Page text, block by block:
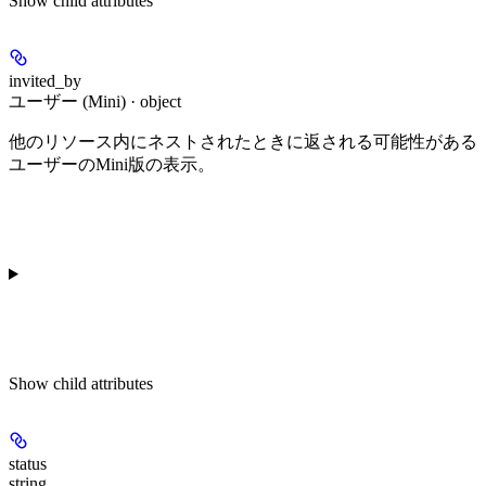
invited_by
ユーザー (Mini) · object
他のリソース内にネストされたときに返される可能性がある
ユーザーのMini版の表示。
Show child attributes
status